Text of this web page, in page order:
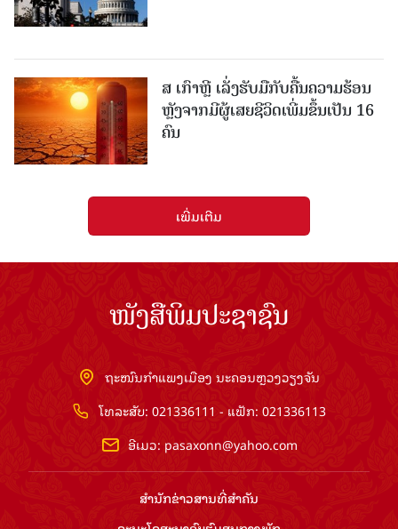
ສ ເກົາຫຼີ ເລັ່ງຮັບມືກັບຄື້ນຄວາມຮ້ອນ
ຫຼັງຈາກມີຜູ້ເສຍຊີວິດເພີ່ມຂຶ້ນເປັນ 16
ຄົນ
ເພີ່ມເຕີມ
ໜັງສືພິມປະຊາຊົນ
ຖະໜົນກຳແພງເມືອງ ນະຄອນຫຼວງວຽງຈັນ
ໂທລະສັບ: 021336111 - ແຟັກ: 021336113
ອີເມວ: pasaxonn@yahoo.com
ສຳ​ນັກ​ຂ່າວ​ສານ​ທີ່​ສຳ​ຄັນ​